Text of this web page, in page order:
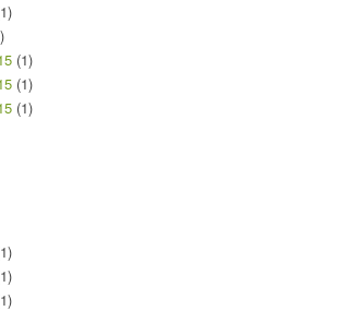
(1)
(1)
(1)